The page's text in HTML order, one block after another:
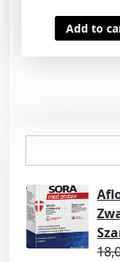
Add to